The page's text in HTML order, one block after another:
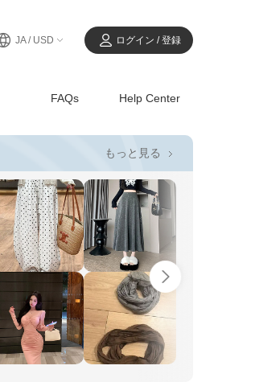
JA / USD ログイン / 登録
FAQs Help Center
もっと見る 